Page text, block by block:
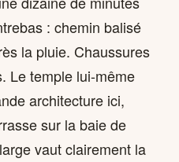
: chemin balisé
la pluie. Chaussures
Le temple lui-même
architecture ici,
sur la baie de
vaut clairement la